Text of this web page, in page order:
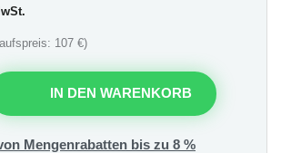
107 €)
IN DEN WARENKORB
Mengenrabatten bis zu 8 %